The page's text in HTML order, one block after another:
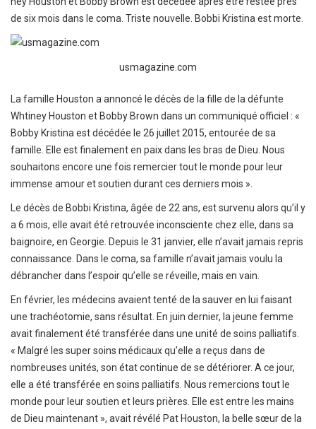
de six mois dans le coma. Triste nouvelle. Bobbi Kris­tina est morte.
usmagazine.com
La famille Hous­ton a annoncé le décès de la fille de la défunte
Whti­ney Hous­ton et Bobby Brown dans un commu­niqué offi­ciel : «
Bobby Kris­tina est décé­dée le 26 juillet 2015, entou­rée de sa
famille. Elle est fina­le­ment en paix dans les bras de Dieu. Nous
souhai­tons encore une fois remer­cier tout le monde pour leur
immense amour et soutien durant ces derniers mois ».
Le décès de Bobbi Kris­tina, âgée de 22 ans, est survenu alors qu’il y
a 6 mois, elle avait été retrou­vée incons­ciente chez elle, dans sa
baignoire, en Geor­gie. Depuis le 31 janvier, elle n’avait jamais repris
connais­sance. Dans le coma, sa famille n’avait jamais voulu la
débran­cher dans l’espoir qu’elle se réveille, mais en vain.
En février, les méde­cins avaient tenté de la sauver en lui faisant
une trachéo­to­mie, sans résul­tat. En juin dernier, la jeune femme
avait fina­le­ment été trans­fé­rée dans une unité de soins pallia­­tifs.
« Malgré les super soins médi­­caux qu’elle a reçus dans de
nombreuses unités, son état conti­­nue de se dété­­rio­­rer. A ce jour,
elle a été trans­­fé­­rée en soins pallia­­tifs. Nous remer­­cions tout le
monde pour leur soutien et leurs prières. Elle est entre les mains
de Dieu main­­te­­nant », avait révélé Pat Hous­­ton, la belle sœur de la